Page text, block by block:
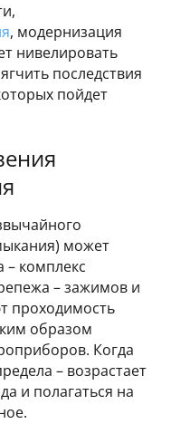
, модернизация
нивелировать
последствия
пойдет
может
– комплекс
– зажимов и
проходимость
образом
Когда
– возрастает
и полагаться на